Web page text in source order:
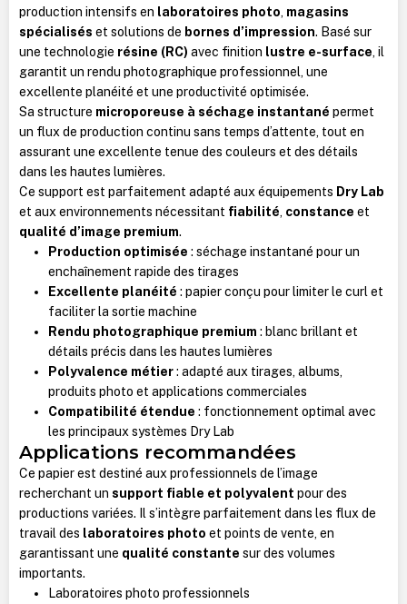
production intensifs en laboratoires photo, magasins
spécialisés et solutions de bornes d’impression. Basé sur
une technologie résine (RC) avec finition lustre e-surface, il
garantit un rendu photographique professionnel, une
excellente planéité et une productivité optimisée.
Sa structure microporeuse à séchage instantané permet
un flux de production continu sans temps d’attente, tout en
assurant une excellente tenue des couleurs et des détails
dans les hautes lumières.
Ce support est parfaitement adapté aux équipements Dry Lab
et aux environnements nécessitant fiabilité, constance et
qualité d’image premium.
Production optimisée : séchage instantané pour un
enchaînement rapide des tirages
Excellente planéité : papier conçu pour limiter le curl et
faciliter la sortie machine
Rendu photographique premium : blanc brillant et
détails précis dans les hautes lumières
Polyvalence métier: adapté aux tirages, albums,
produits photo et applications commerciales
Compatibilité étendue : fonctionnement optimal avec
les principaux systèmes Dry Lab
Applications recommandées
Ce papier est destiné aux professionnels de l’image
recherchant un support fiable et polyvalent pour des
productions variées. Il s’intègre parfaitement dans les flux de
travail des laboratoires photo et points de vente, en
garantissant une qualité constante sur des volumes
importants.
Laboratoires photo professionnels